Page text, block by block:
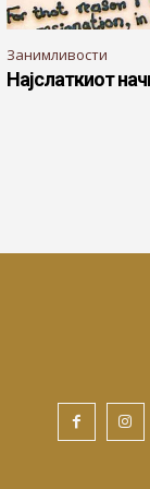
Занимливости
Најслаткиот